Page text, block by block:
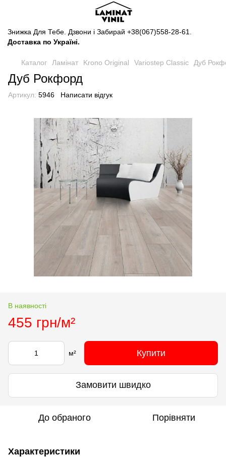
Знижка Для Тебе. Дзвони і Забирай +38(067)558-28-61
Доставка по Україні.
Каталог Ламінат Krono Original Variostep Classic Дуб
Дуб Рокфорд
Артикул: 5946 Написати відгук
В наявності
455 грн/м²
м² Купити
Замовити швидко
До обраного Порівняти
Характеристики